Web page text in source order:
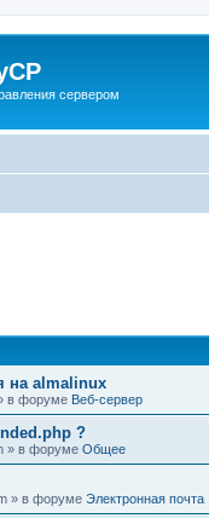
сервером
на almalinux
в форуме Веб-сервер
?
» в форуме Общее
» в форуме Электронная почта